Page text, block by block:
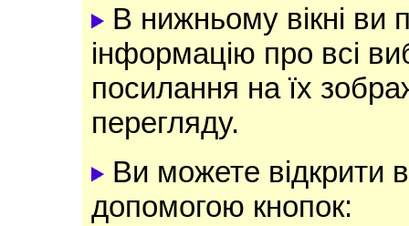
В нижньому вікні ви
інформацію про всі
посилання на їх
перегляду.
Ви можете відкрити
допомогою кнопок: